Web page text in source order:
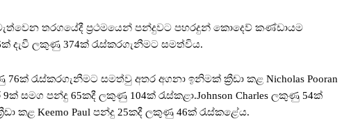
තරගයේදී ප්‍රථමයෙන් පන්දුවට පහරදුන් කොදෙව් කණ්ඩායම
දැවී ලකුණු 374ක් රැස්කරගැනීමට සමත්විය.
76ක් රැස්කරගැනීමට සමත්වු අතර අගනා ඉනිමක් ක්‍රීඩා කළ Nicholas Pooran
සමග පන්දු 65කදී ලකුණු 104ක් රැස්කළා.Johnson Charles ලකුණු 54ක්
කළ Keemo Paul පන්දු 25කදී ලකුණු 46ක් රැස්කළේය.